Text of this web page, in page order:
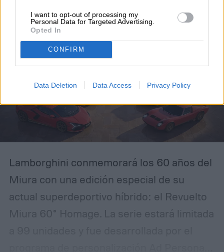
I want to opt-out of processing my
Personal Data for Targeted Advertising.
Opted In
CONFIRM
Data Deletion Data Access Privacy Policy
Lamborghini conmemorará los 60 años del
Miura con una edición especial de su
actual superdeportivo híbrido: el Revuelto
Miura 60° Homage. La serie estará limitada